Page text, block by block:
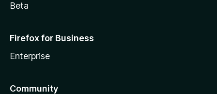
Beta
Firefox for Business
Enterprise
Community